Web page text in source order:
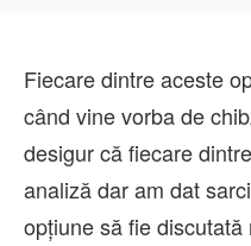
Fiecare dintre aceste
când vine vorba de
desigur că fiecare
analiză dar am dat
opţiune să fie